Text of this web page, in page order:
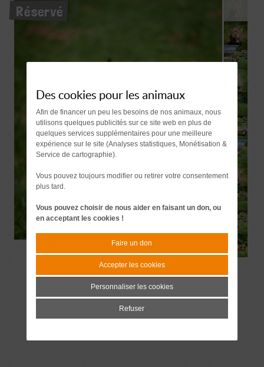
Réservé
Des cookies pour les animaux
Afin de financer un peu les besoins de nos animaux, nous
utilisons quelques publicités sur ce site web en plus de
quelques services supplémentaires pour une meilleure
expérience sur le site (Analyses statistiques, Monétisation &
Service de cartographie).
Vous pouvez toujours modifier ou retirer votre consentement
plus tard.
Vous pouvez choisir de nous aider en faisant un don, ou
en acceptant les cookies !
Faire un don
Accepter les cookies
Personnaliser les cookies
Refuser